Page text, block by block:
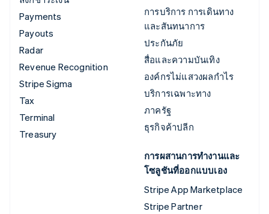
Payments
Payouts
Radar
Revenue Recognition
Stripe Sigma
Tax
Terminal
Treasury
การบริการ การเดินทาง
และสันทนาการ
ประกันภัย
สื่อและความบันเทิง
องค์กรไม่แสวงผลกำไร
บริการเฉพาะทาง
ภาครัฐ
ธุรกิจค้าปลีก
การผสานการทำงานและ
โซลูชันที่ออกแบบเอง
Stripe App Marketplace
Stripe Partner